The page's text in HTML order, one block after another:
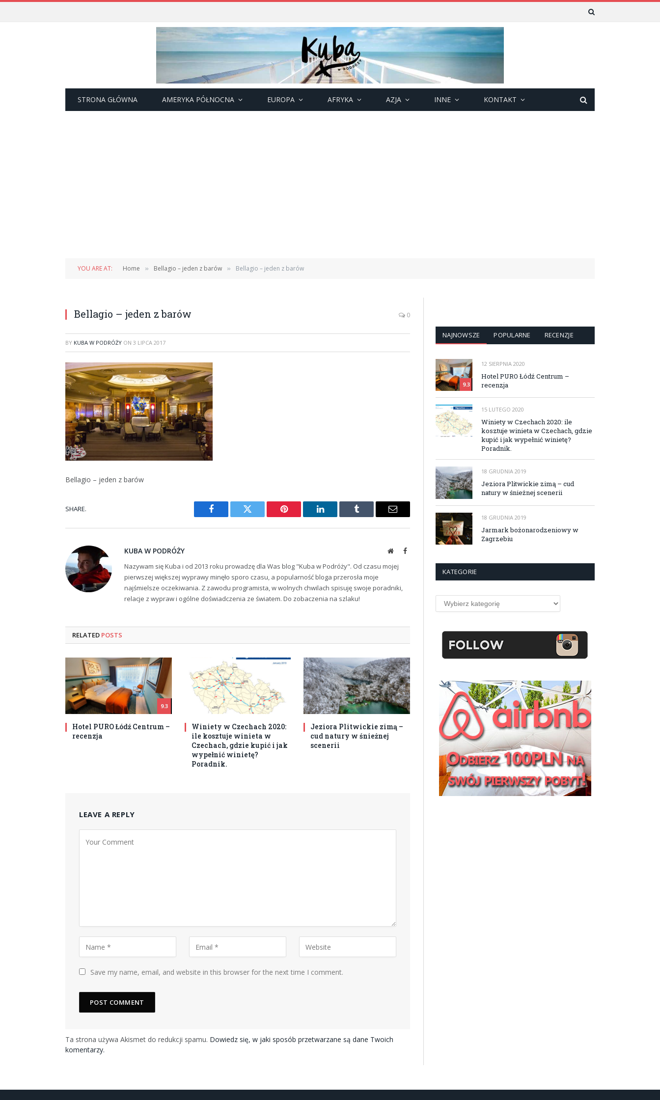
STRONA GŁÓWNA AMERYKA PÓŁNOCNA EUROPA AFRYKA AZJA INNE KONTAKT
YOU ARE AT: Home » Bellagio – jeden z barów » Bellagio – jeden z barów
Bellagio – jeden z barów 0
BY KUBA W PODRÓŻY ON 3 LIPCA 2017
Bellagio – jeden z barów
SHARE.
Facebook Twitter Pinterest LinkedIn Tumblr Email
KUBA W PODRÓŻY WebsiteFacebook
Nazywam się Kuba i od 2013 roku prowadzę dla Was blog "Kuba w Podróży". Od czasu mojej
pierwszej większej wyprawy minęło sporo czasu, a popularność bloga przerosła moje
najśmielsze oczekiwania. Z zawodu programista, w wolnych chwilach spisuję swoje poradniki,
relacje z wypraw i ogólne doświadczenia ze światem. Do zobaczenia na szlaku!
RELATED POSTS
9.3
Hotel PURO Łódź Centrum –
recenzja
Winiety w Czechach 2020:
ile kosztuje winieta w
Czechach, gdzie kupić i jak
wypełnić winietę?
Poradnik.
Jeziora Plitwickie zimą –
cud natury w śnieżnej
scenerii
LEAVE A REPLY
Save my name, email, and website in this browser for the next time I comment.
Ta strona używa Akismet do redukcji spamu. Dowiedz się, w jaki sposób przetwarzane są dane Twoich
komentarzy.
NAJNOWSZE POPULARNE RECENZJE
9.3
12 SIERPNIA 2020
Hotel PURO Łódź Centrum –
recenzja
15 LUTEGO 2020
Winiety w Czechach 2020: ile
kosztuje winieta w Czechach, gdzie
kupić i jak wypełnić winietę?
Poradnik.
18 GRUDNIA 2019
Jeziora Plitwickie zimą – cud
natury w śnieżnej scenerii
18 GRUDNIA 2019
Jarmark bożonarodzeniowy w
Zagrzebiu
KATEGORIE
Kategorie